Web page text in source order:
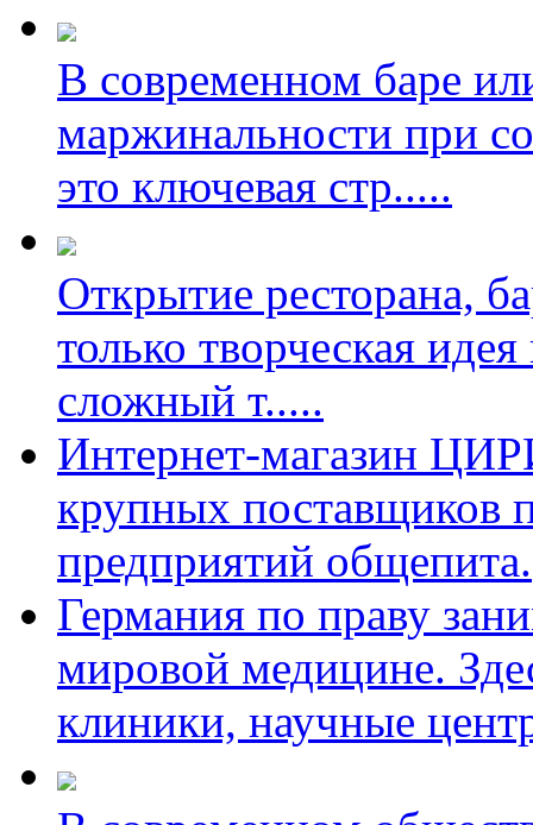
В современном баре
маржинальности при
это ключевая стр.....
Открытие ресторана,
только творческая
сложный т.....
Интернет-магазин
крупных поставщиков
предприятий общепита.
Германия по праву
мировой медицине.
клиники, научные